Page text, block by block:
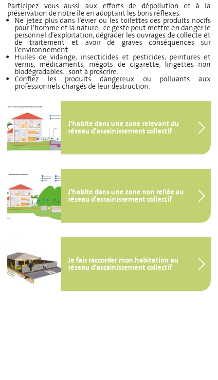
Participez vous aussi aux efforts de dépollution et à la
préservation de notre île en adoptant les bons réflexes.
Ne jetez plus dans l’évier ou les toilettes des produits nocifs
pour l’homme et la nature : ce geste peut mettre en danger le
personnel d’exploitation, dégrader les ouvrages de collecte et
de traitement et avoir de graves conséquences sur
l’environnement.
Huiles de vidange, insecticides et pesticides, peintures et
vernis, médicaments, mégots de cigarette, lingettes non
biodégradables... sont à proscrire.
Confiez les produits dangereux ou polluants aux
professionnels chargés de leur destruction.
J'habite dans une zone relevant du
réseau d'assainissement collectif
J'habite dans une zone non reliée au
réseau d'assainissement collectif
Je fais raccorder mon habitation au
réseau d'assainissement collectif